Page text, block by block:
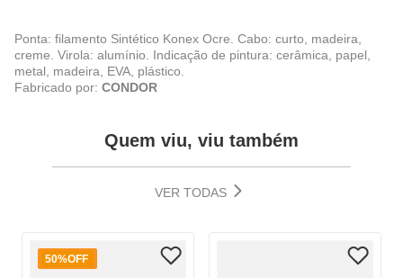
Ponta: filamento Sintético Konex Ocre. Cabo: curto, madeira,
creme. Virola: alumínio. Indicação de pintura: cerâmica, papel,
metal, madeira, EVA, plástico.
Fabricado por: CONDOR
Quem viu, viu também
VER TODAS
50%OFF